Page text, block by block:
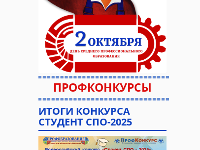
ПРОФКОНКУРСЫ
ИТОГИ КОНКУРСА
СТУДЕНТ СПО-2025